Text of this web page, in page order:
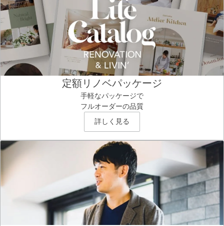
定額リノベパッケージ
手軽なパッケージで
フルオーダーの品質
詳しく見る